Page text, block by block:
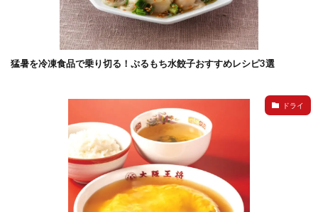
猛暑を冷凍食品で乗り切る！ぷるもち水餃子おすすめレシピ3選
ドライ